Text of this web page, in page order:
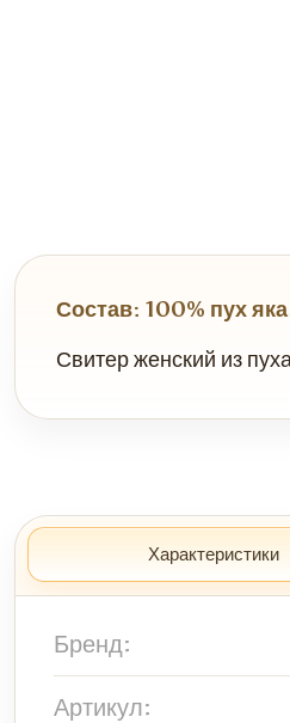
Состав: 100% пух
Свитер женский из
Характеристики
Бренд:
Артикул: